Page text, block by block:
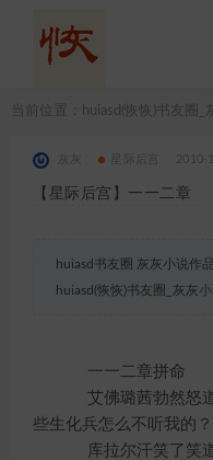
当前位置： huiasd(恢恢)书友圈_
2010-
【星际后宫】一一二章
huiasd书友圈 灰灰小说作品
huiasd(恢恢)书友圈_灰灰
一一二章拼命
艾佛璐茜勃然怒道
些生化兵怎么不听我的？
库拉尔汗笑了笑道